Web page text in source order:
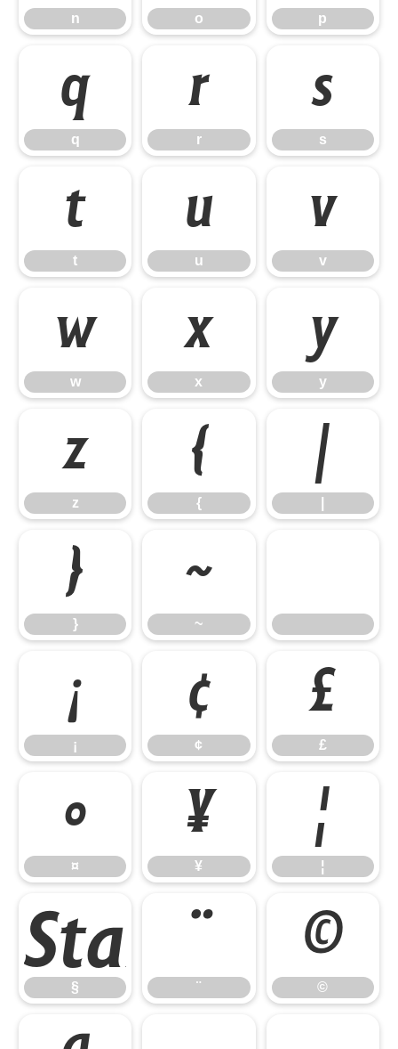
n o p
q
q
r
r
s
s
t
t
u
u
v
v
w
w
x
x
y
y
z
z
{
{
|
}
}
~
~
¡
¡
¢
¢
£
£
¤
¤
¥
¥
¦
¦
§
¨
¨
©
©